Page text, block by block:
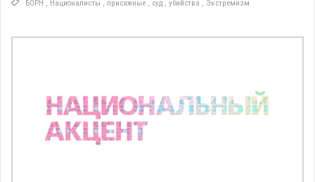
БОРН , Националисты , присяжные , суд , убийства , Экстремизм